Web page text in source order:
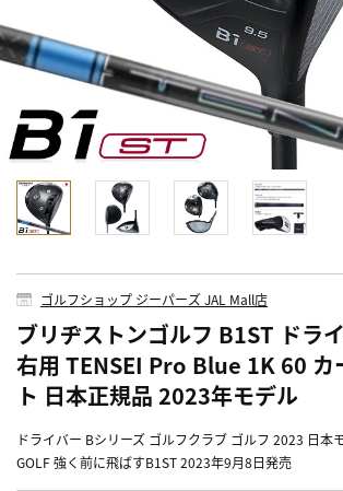
ゴルフショップ ジーパーズ JAL Mall店
ブリヂストンゴルフ B1ST ドラ
右用 TENSEI Pro Blue 1K 60 カ
ト 日本正規品 2023年モデル
ドライバー Bシリーズ ゴルフクラブ ゴルフ 2023 日本
GOLF 強く前に飛ばすB1ST 2023年9月8日発売